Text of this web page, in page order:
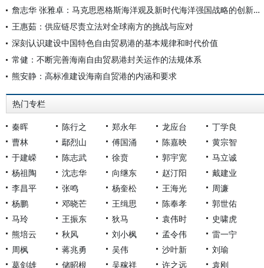
詹志华 张雅卓：马克思恩格斯海洋观及新时代海洋强国战略的创新发展
王惠茹：供应链尽责立法对全球南方的挑战与应对
深刻认识建设中国特色自由贸易港的基本规律和时代价值
常健：不断完善海南自由贸易港封关运作的法规体系
熊安静：高标准建设海南自贸港的内涵和要求
热门专栏
秦晖 陈行之 郑永年 龙应台
丁学良
曹林
鄢烈山 傅国涌 陈嘉映
黄宗智
于建嵘
陈志武 徐贲 郭宇宽
马立诚
杨祖陶
沈志华 向继东 赵汀阳
戴建业
李昌平
张鸣 杨奎松 王海光
周濂
杨鹏
邓晓芒 王缉思 陈奉孝
郭世佑
马玲
王振东 狄马 袁伟时
史啸虎
熊培云
秋风 刘小枫 孟令伟
雷一宁
周枫
蒋兆勇 吴伟 沙叶新
刘瑜
葛剑雄
储昭根 吴稼祥 许之远 袁刚